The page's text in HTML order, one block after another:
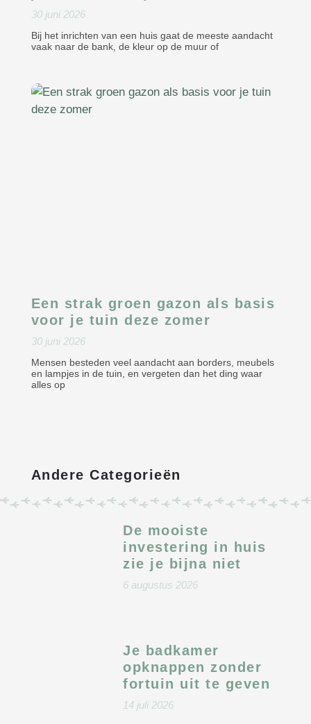
30 juni 2026
Bij het inrichten van een huis gaat de meeste aandacht
vaak naar de bank, de kleur op de muur of
Een strak groen gazon als basis
voor je tuin deze zomer
30 juni 2026
Mensen besteden veel aandacht aan borders, meubels
en lampjes in de tuin, en vergeten dan het ding waar
alles op
Andere Categorieën
De mooiste
investering in huis
zie je bijna niet
6 augustus 2026
Je badkamer
opknappen zonder
fortuin uit te geven
14 juli 2026